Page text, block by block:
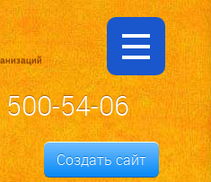
54-06
Создать сайт